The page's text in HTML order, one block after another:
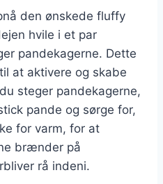
den ønskede fluffy
hvile i et par
pandekagerne. Dette
at aktivere og skabe
steger pandekagerne,
pande og sørge for,
for varm, for at
brænder på
rå indeni.